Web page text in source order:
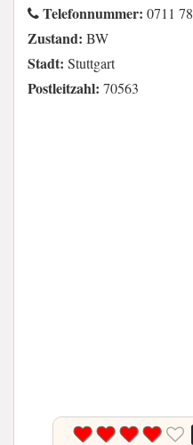
Telefonnummer: 0711
Zustand: BW
Stadt: Stuttgart
Postleitzahl: 70563